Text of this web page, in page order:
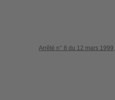
Arrêté n° 8 du 12 mars 1999,